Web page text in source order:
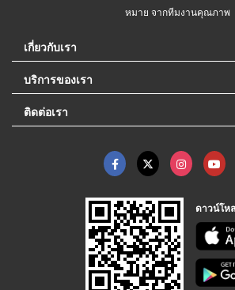
หมาย จากทีมงานคุณภาพ
เกี่ยวกับเรา
บริการของเรา
ติดต่อเรา
ดาวน์โห